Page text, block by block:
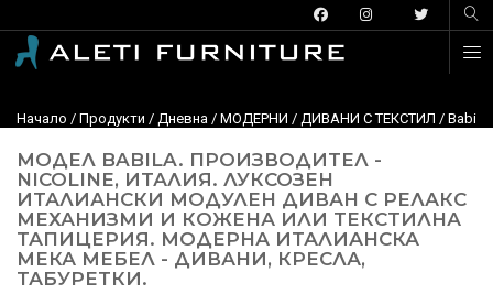
Начало / Продукти / Дневна / МОДЕРНИ / ДИВАНИ С ТЕКСТИЛ /
МОДЕЛ BABILA. ПРОИЗВОДИТЕЛ -
NICOLINE, ИТАЛИЯ. ЛУКСОЗЕН
ИТАЛИАНСКИ МОДУЛЕН ДИВАН С РЕЛАКС
МЕХАНИЗМИ И КОЖЕНА ИЛИ ТЕКСТИЛНА
ТАПИЦЕРИЯ. МОДЕРНА ИТАЛИАНСКА
МЕКА МЕБЕЛ - ДИВАНИ, КРЕСЛА,
ТАБУРЕТКИ.